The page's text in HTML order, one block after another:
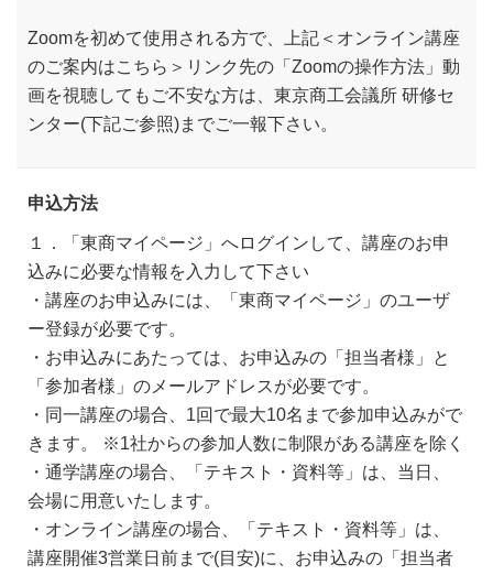
Zoomを初めて使用される方で、上記＜オンライン講座
のご案内はこちら＞リンク先の「Zoomの操作方法」動
画を視聴してもご不安な方は、東京商工会議所 研修セ
ンター(下記ご参照)までご一報下さい。
申込方法
１．「東商マイページ」へログインして、講座のお申
込みに必要な情報を入力して下さい
・講座のお申込みには、「東商マイページ」のユーザ
ー登録が必要です。
・お申込みにあたっては、お申込みの「担当者様」と
「参加者様」のメールアドレスが必要です。
・同一講座の場合、1回で最大10名まで参加申込みがで
きます。 ※1社からの参加人数に制限がある講座を除く
・通学講座の場合、「テキスト・資料等」は、当日、
会場に用意いたします。
・オンライン講座の場合、「テキスト・資料等」は、
講座開催3営業日前まで(目安)に、お申込みの「担当者